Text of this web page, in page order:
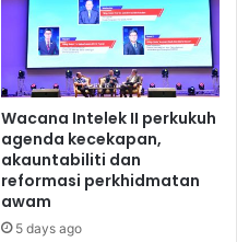
Wacana Intelek II perkukuh
agenda kecekapan,
akauntabiliti dan
reformasi perkhidmatan
awam
5 days ago